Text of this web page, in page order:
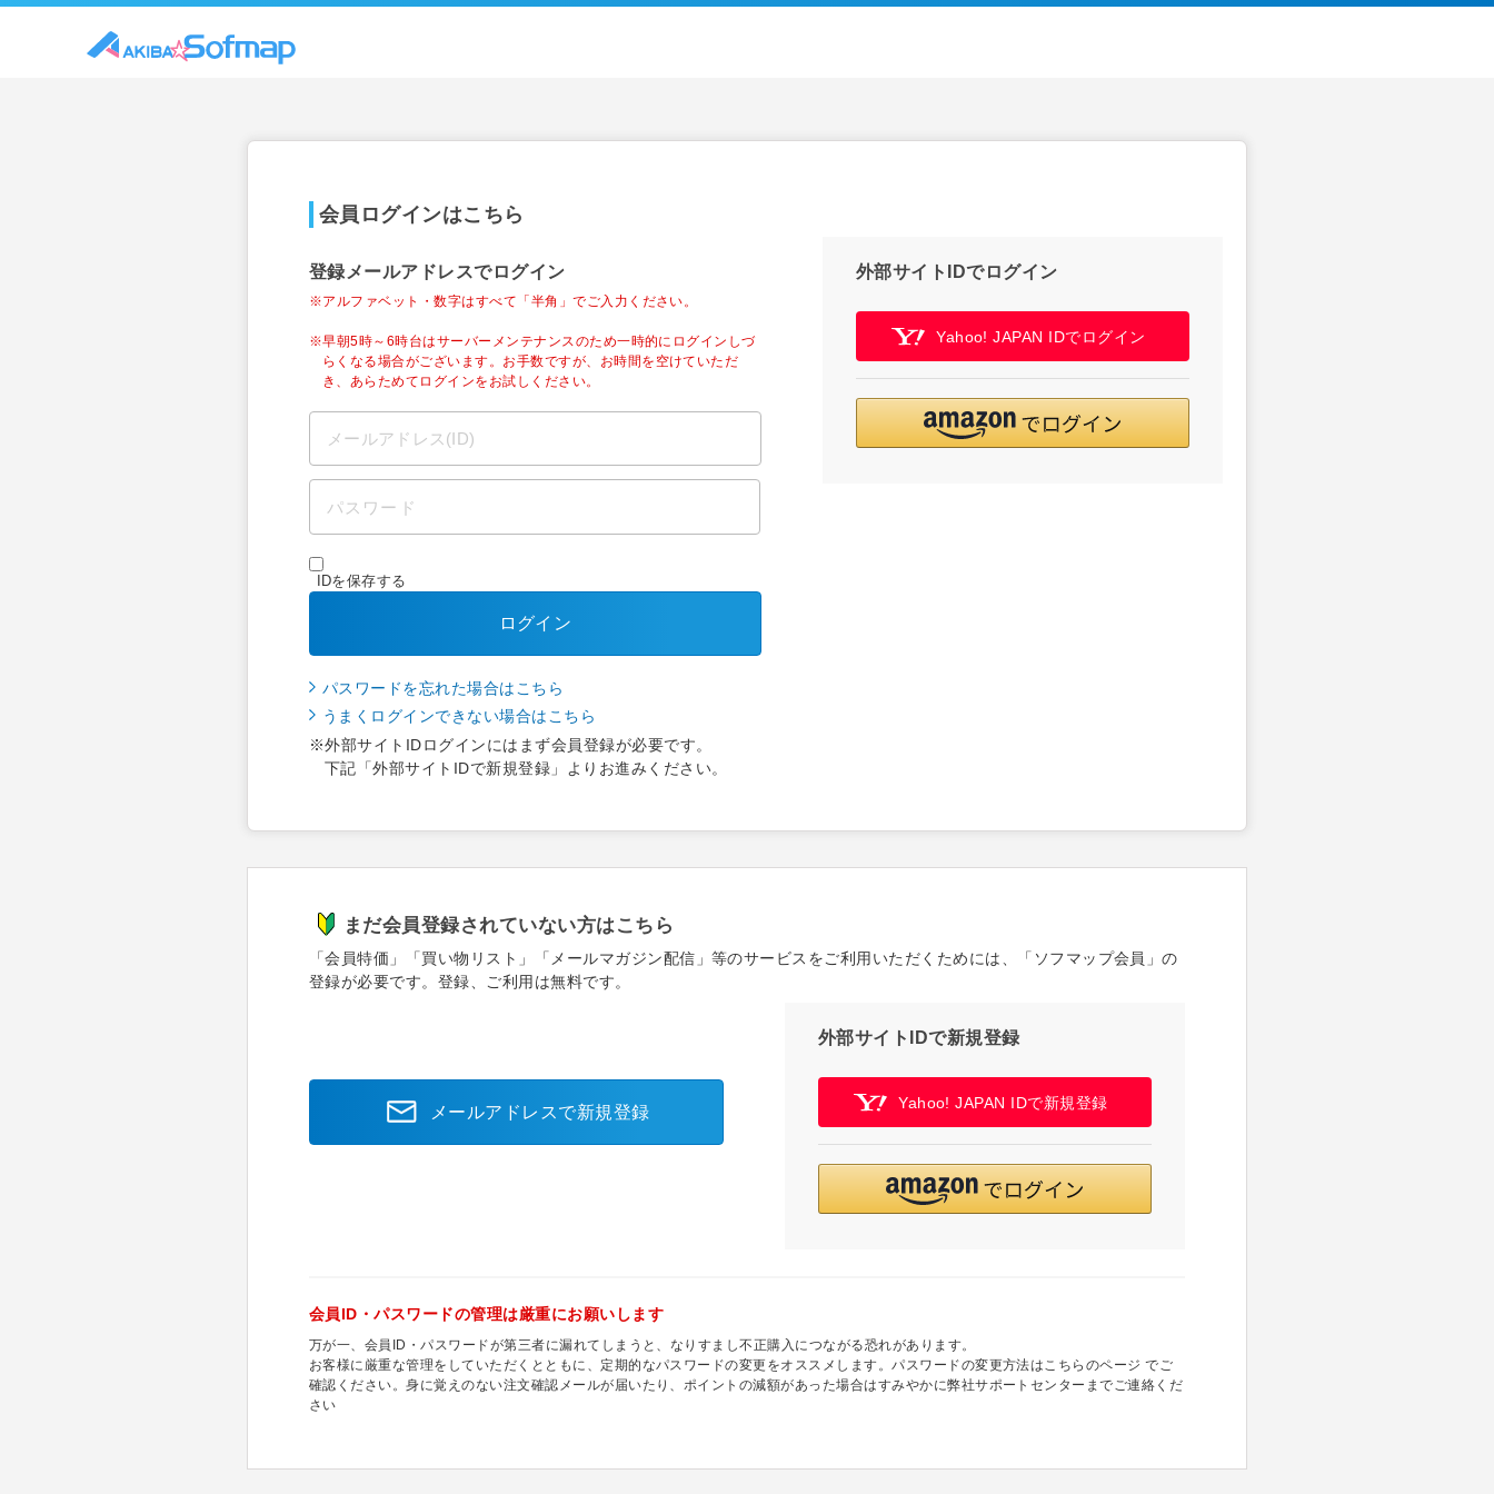
会員ログインはこちら
登録メールアドレスでログイン
※アルファベット・数字はすべて「半角」でご入力ください。
※早朝5時～6時台はサーバーメンテナンスのため一時的にログインしづ
らくなる場合がございます。お手数ですが、お時間を空けていただ
き、あらためてログインをお試しください。
IDを保存する
ログイン
パスワードを忘れた場合はこちら
うまくログインできない場合はこちら
※外部サイトIDログインにはまず会員登録が必要です。
下記「外部サイトIDで新規登録」よりお進みください。
外部サイトIDでログイン
Yahoo! JAPAN IDでログイン
まだ会員登録されていない方はこちら
「会員特価」「買い物リスト」「メールマガジン配信」等のサービスをご利用いただくためには、「ソフマップ会員」の
登録が必要です。登録、ご利用は無料です。
メールアドレスで新規登録
外部サイトIDで新規登録
Yahoo! JAPAN IDで新規登録
会員ID・パスワードの管理は厳重にお願いします
万が一、会員ID・パスワードが第三者に漏れてしまうと、なりすまし不正購入につながる恐れがあります。
お客様に厳重な管理をしていただくとともに、定期的なパスワードの変更をオススメします。パスワードの変更方法はこちらのページ でご
確認ください。身に覚えのない注文確認メールが届いたり、ポイントの減額があった場合はすみやかに弊社サポートセンターまでご連絡くだ
さい